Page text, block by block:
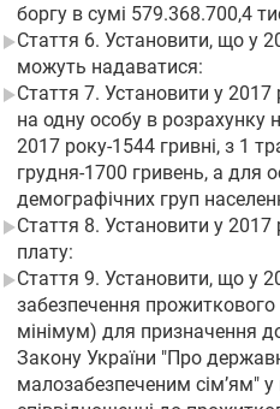
боргу в сумі 579.368.700,4
Стаття 6. Установити, що у
можуть надаватися:
Стаття 7. Установити у
на одну особу в розрахунку
2017 року-1544 гривні, з 1
грудня-1700 гривень, а для
демографічних груп
Стаття 8. Установити у 2017
плату:
Стаття 9. Установити, що у
забезпечення
мінімум) для призначення
Закону України "Про
малозабезпеченим сім’ям"